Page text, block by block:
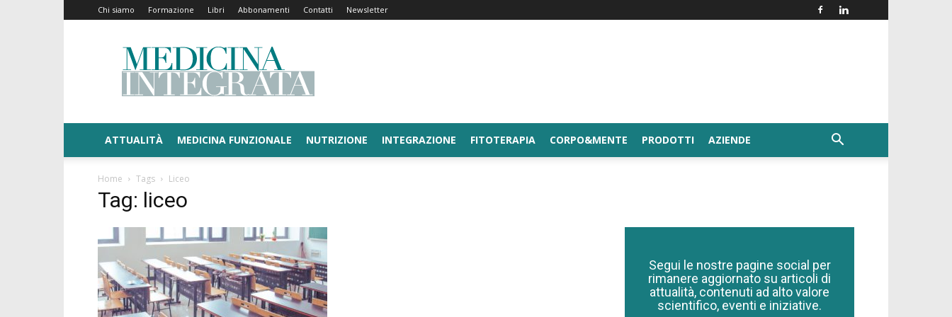
Chi siamo Formazione Libri Abbonamenti Contatti Newsletter
Medicina
Integrata
ATTUALITÀ MEDICINA FUNZIONALE NUTRIZIONE INTEGRAZIONE FITOTERAPIA CORPO&MENTE PRODOTTI AZIENDE
Home Tags Liceo
Tag: liceo
Segui le nostre pagine social per
rimanere aggiornato su articoli di
attualità, contenuti ad alto valore
scientifico, eventi e iniziative.